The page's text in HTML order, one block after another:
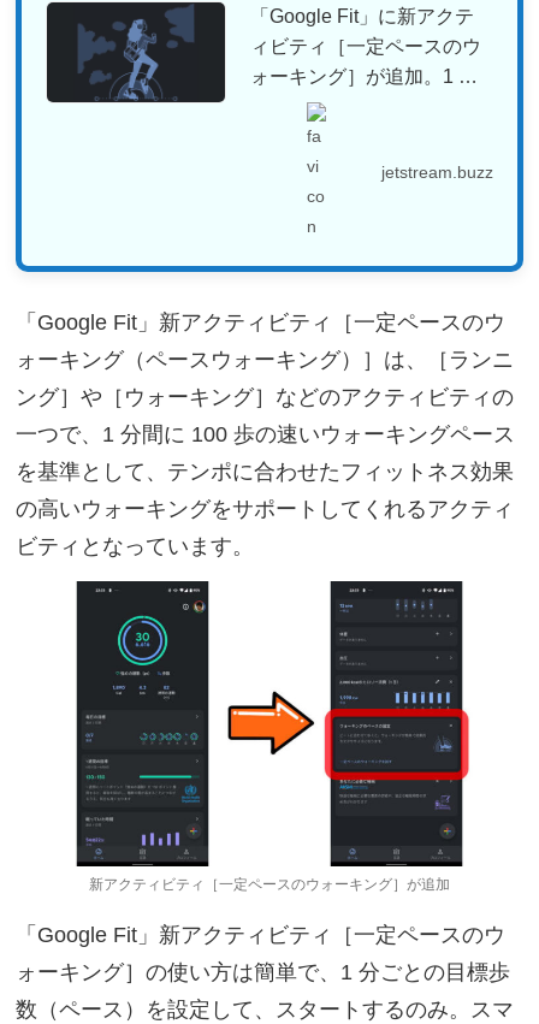
「Google Fit」に新アクテ
ィビティ［一定ペースのウ
ォーキング］が追加。1 分
間に 100 歩...
jetstream.buzz
「Google Fit」新アクティビティ［一定ペースのウ
ォーキング（ペースウォーキング）］は、［ランニ
ング］や［ウォーキング］などのアクティビティの
一つで、1 分間に 100 歩の速いウォーキングペース
を基準として、テンポに合わせたフィットネス効果
の高いウォーキングをサポートしてくれるアクティ
ビティとなっています。
新アクティビティ［一定ペースのウォーキング］が追加
「Google Fit」新アクティビティ［一定ペースのウ
ォーキング］の使い方は簡単で、1 分ごとの目標歩
数（ペース）を設定して、スタートするのみ。スマ